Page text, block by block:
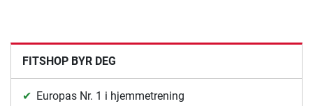
FITSHOP BYR DEG
Europas Nr. 1 i hjemmetrening